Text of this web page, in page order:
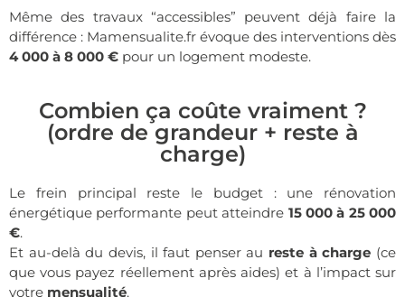
Même des travaux “accessibles” peuvent déjà faire la
différence : Mamensualite.fr évoque des interventions dès
4 000 à 8 000 € pour un logement modeste.
Combien ça coûte vraiment ?
(ordre de grandeur + reste à
charge)
Le frein principal reste le budget : une rénovation
énergétique performante peut atteindre 15 000 à 25 000
€.
Et au-delà du devis, il faut penser au reste à charge (ce
que vous payez réellement après aides) et à l’impact sur
votre mensualité.